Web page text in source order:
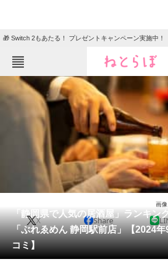
🎁 Switch 2もあたる！ プレゼントキャンペーン実施中！
ねとらぼメニュー
TOP ニュース
エンタメ クイズ
地域
教育・育児
リサーチ
会員記事
メディア
注目記事を集めた総合ページ
「静岡県で人気の居酒屋」ランキ
「ぶれゑめん 静岡駅前店」【2024
コミ】
画像
X Share